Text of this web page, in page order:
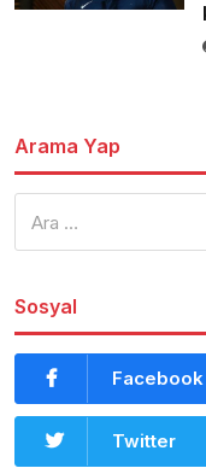
Arama Yap
Sosyal
Facebook
Twitter